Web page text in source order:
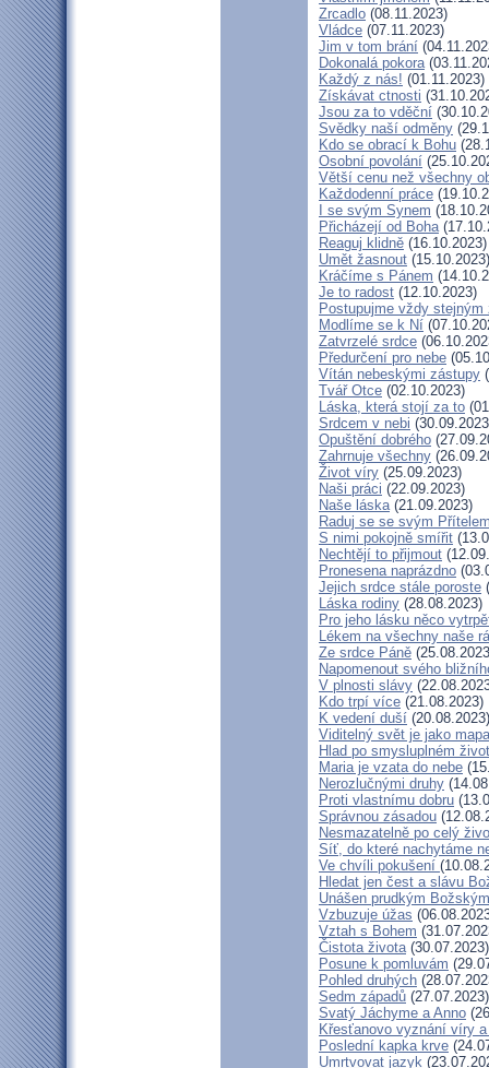
Zrcadlo (08.11.2023)
Vládce (07.11.2023)
Jim v tom brání
Dokonalá pokora
Každý z nás! (01.11.2023)
Získávat ctnosti
Jsou za to vděční
Svědky naší odměny
Kdo se obrací k Bohu
Osobní povolání
Větší cenu než všechny
Každodenní práce
I se svým Synem
Přicházejí od Boha
Reaguj klidně (16.10.2023)
Umět žasnout (15.10.2023)
Kráčíme s Pánem
Je to radost (12.10.2023)
Postupujme vždy stejným
Modlíme se k Ní
Zatvrzelé srdce
Předurčení pro nebe
Vítán nebeskými zástupy
Tvář Otce (02.10.2023)
Láska, která stojí za to
Srdcem v nebi
Opuštění dobrého
Zahrnuje všechny
Život víry (25.09.2023)
Naši práci (22.09.2023)
Naše láska(21.09.2023)
Raduj se se svým
S nimi pokojně smířit
Nechtějí to přijmout
Pronesena naprázdno
Jejich srdce stále poroste
Láska rodiny (28.08.2023)
Pro jeho lásku něco
Lékem na všechny naše
Ze srdce Páně
Napomenout svého
V plnosti slávy
Kdo trpí více (21.08.2023)
K vedení duší (20.08.2023)
Viditelný svět je jako mapa
Hlad po smysluplném
Maria je vzata do nebe
Nerozlučnými druhy
Proti vlastnímu dobru
Správnou zásadou
Nesmazatelně po celý
Síť, do které nachytáme
Ve chvíli pokušení
Hledat jen čest a slávu
Unášen prudkým
Vzbuzuje úžas
Vztah s Bohem
Čistota života(30.07.2023)
Posune k pomluvám
Pohled druhých
Sedm západů (27.07.2023)
Svatý Jáchyme a Anno
Křesťanovo vyznání víry
Poslední kapka krve
Umrtvovat jazyk